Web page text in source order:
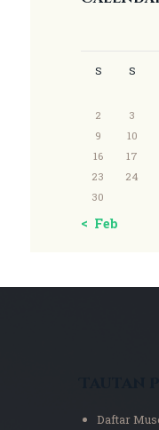
S S
2
3
9
10
16
17
23
24
30
« Feb
Daftar